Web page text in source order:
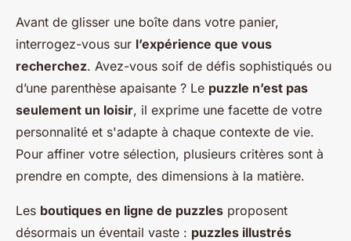
Avant de glisser une boîte dans votre panier,
interrogez-vous sur l’expérience que vous
recherchez. Avez-vous soif de défis sophistiqués ou
d’une parenthèse apaisante ? Le puzzle n’est pas
seulement un loisir, il exprime une facette de votre
personnalité et s'adapte à chaque contexte de vie.
Pour affiner votre sélection, plusieurs critères sont à
prendre en compte, des dimensions à la matière.
Les boutiques en ligne de puzzles proposent
désormais un éventail vaste : puzzles illustrés